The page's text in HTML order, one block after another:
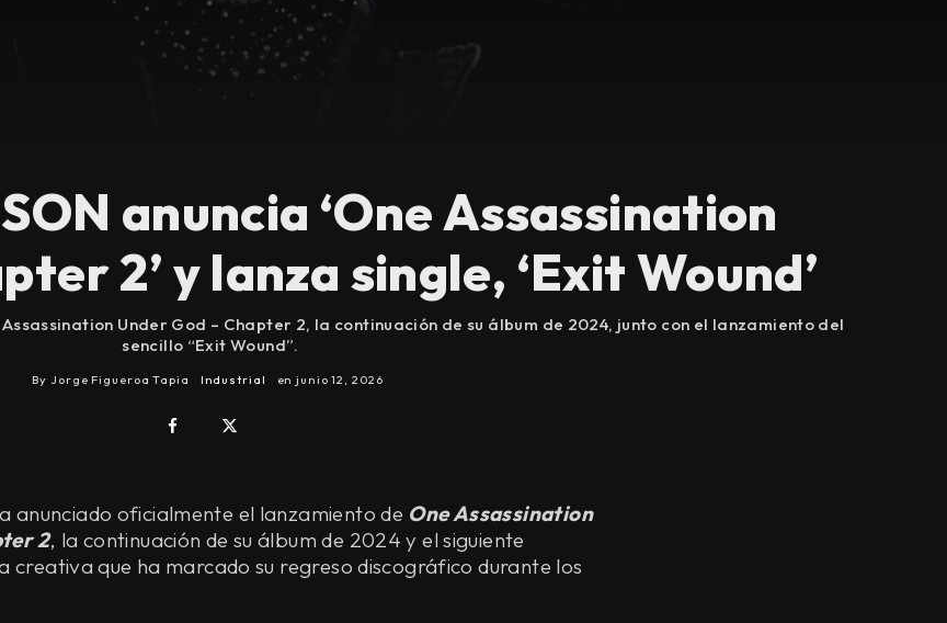
anuncia ‘One Assassination
2’ y lanza single, ‘Exit Wound’
Under God – Chapter 2, la continuación de su álbum de 2024, junto con el lanzamiento del
sencillo “Exit Wound”.
By Jorge Figueroa Tapia Industrial enjunio 12, 2026
anunciado oficialmente el lanzamiento de One Assassination
2, la continuación de su álbum de 2024 y el siguiente
creativa que ha marcado su regreso discográfico durante los